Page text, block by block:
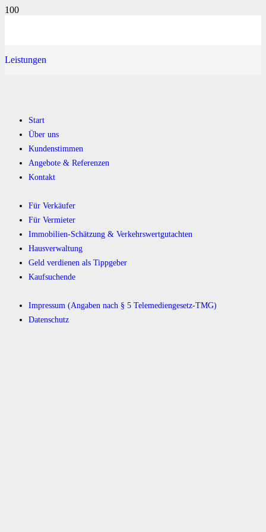
Leistungen
Start
Über uns
Kundenstimmen
Angebote & Referenzen
Kontakt
Für Verkäufer
Für Vermieter
Immobilien-Schätzung & Verkehrswertgutachten
Hausverwaltung
Geld verdienen als Tippgeber
Kaufsuchende
Impressum (Angaben nach § 5 Telemediengesetz-TMG)
Datenschutz